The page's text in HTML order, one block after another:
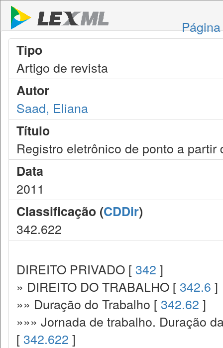
Tipo
Artigo de revista
Autor
Saad, Eliana
Título
Registro eletrônico de ponto a partir
Data
2011
Classificação (CDDir)
342.622
DIREITO PRIVADO [ 342 ]
» DIREITO DO TRABALHO [ 342.6 ]
»» Duração do Trabalho [ 342.62 ]
»»» Jornada de trabalho. Duração
[ 342.622 ]